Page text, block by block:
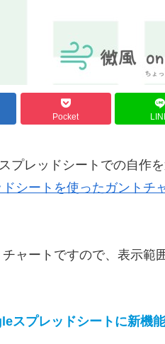
Pocket
プレッドシートでの自作
シートを使ったガントチ
ャートですので、表示範
スプレッドシートに新機